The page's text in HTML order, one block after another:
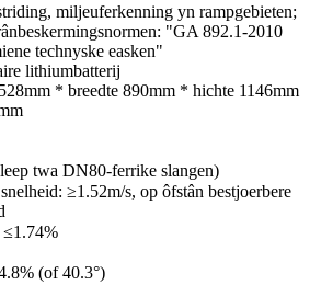
miljeuferkenning yn rampgebieten;
"GA 892.1-2010
technyske easken"
lithiumbatterij
* breedte 890mm * hichte 1146mm
twa DN80-ferrike slangen)
≥1.52m/s, op ôfstân bestjoerbere
(of 40.3°)